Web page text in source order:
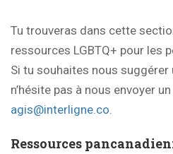
Tu trouveras dans cette
ressources LGBTQ+ pour les
Si tu souhaites nous suggérer
n’hésite pas à nous envoyer
agis@interligne.co.
Ressources